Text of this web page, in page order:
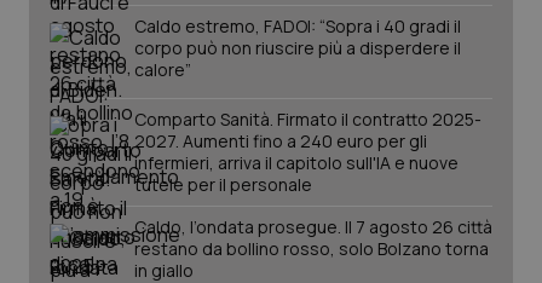
Caldo estremo, FADOI: “Sopra i 40 gradi il
corpo può non riuscire più a disperdere il
calore”
Comparto Sanità. Firmato il contratto 2025-
2027. Aumenti fino a 240 euro per gli
infermieri, arriva il capitolo sull'IA e nuove
tutele per il personale
Caldo, l’ondata prosegue. Il 7 agosto 26 città
restano da bollino rosso, solo Bolzano torna
in giallo
PHPSESSID
PHP.net